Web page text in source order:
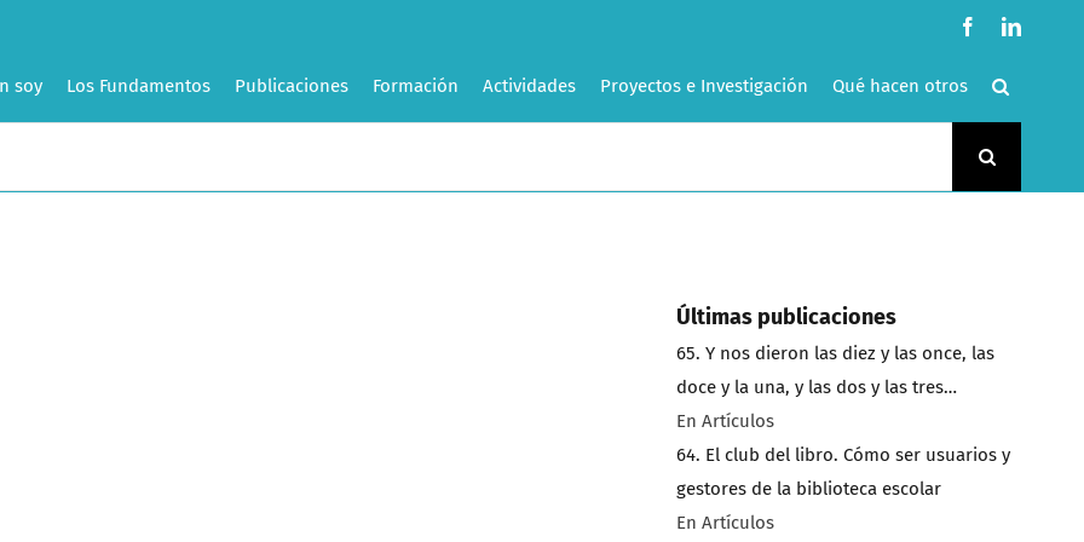
Facebook
soy Los Fundamentos Publicaciones Formación Actividades Proyectos e Investigación Qué hacen otros
Últimas publicaciones
65. Y nos dieron las diez y las once, las
doce y la una, y las dos y las tres…
En Artículos
64. El club del libro. Cómo ser usuarios y
gestores de la biblioteca escolar
En Artículos